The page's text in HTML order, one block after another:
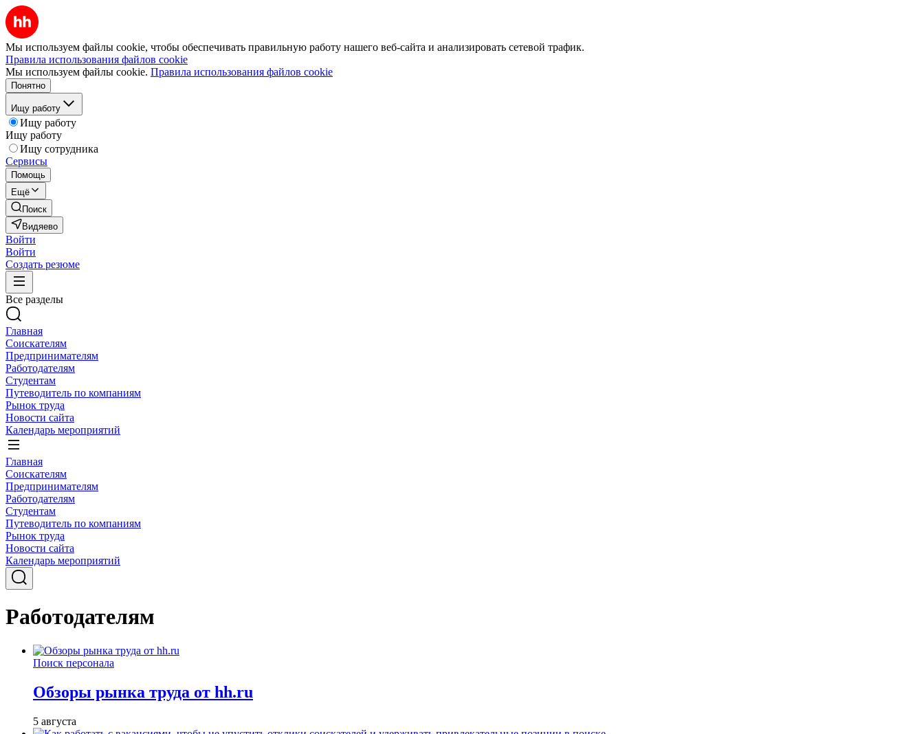
Мы используем файлы cookie, чтобы обеспечивать правильную работу нашего веб-сайта и анализировать сетевой трафик.
Правила использования файлов cookie
Мы используем файлы cookie. Правила использования файлов cookie
Понятно
Ищу работу
Ищу работу
Ищу работу
Ищу сотрудника
Сервисы
Помощь
Ещё
Поиск
Видяево
Войти
Войти
Создать резюме
Все разделы
Главная
Соискателям
Предпринимателям
Работодателям
Студентам
Путеводитель по компаниям
Рынок труда
Новости сайта
Календарь мероприятий
Главная
Соискателям
Предпринимателям
Работодателям
Студентам
Путеводитель по компаниям
Рынок труда
Новости сайта
Календарь мероприятий
Работодателям
Поиск персонала
Обзоры рынка труда от hh.ru
5 августа